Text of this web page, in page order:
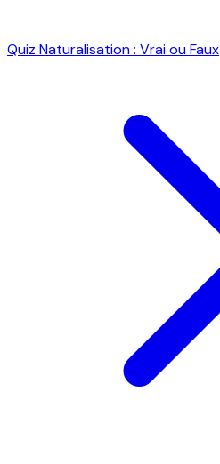
Quiz Naturalisation : Vrai ou Faux